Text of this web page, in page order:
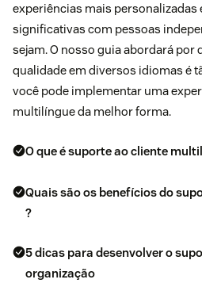
experiências mais personalizadas
significativas com pessoas
sejam. O nosso guia abordará por
qualidade em diversos idiomas é
você pode implementar uma
multilíngue da melhor forma.
O que é suporte ao cliente
Quais são os benefícios do
?
5 dicas para desenvolver o
organização